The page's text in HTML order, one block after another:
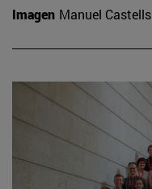
Imagen Manuel Castells